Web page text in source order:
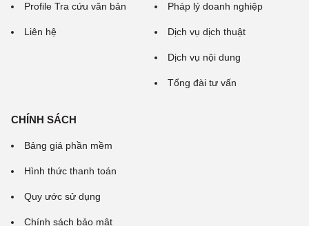
Profile Tra cứu văn bản
Liên hệ
Pháp lý doanh nghiệp
Dịch vụ dịch thuật
Dịch vụ nội dung
Tổng đài tư vấn
CHÍNH SÁCH
Bảng giá phần mềm
Hình thức thanh toán
Quy ước sử dụng
Chính sách bảo mật